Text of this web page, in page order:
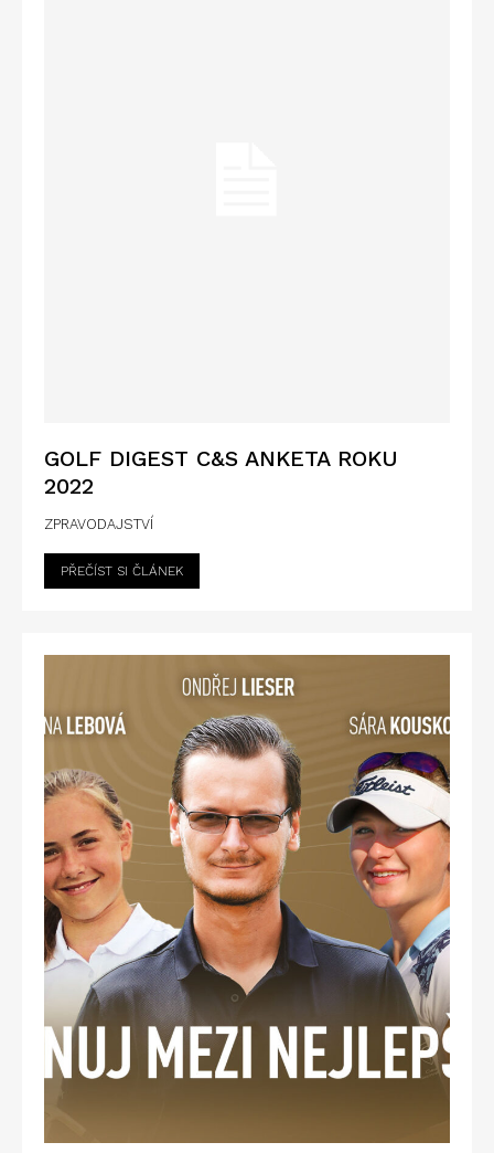
GOLF DIGEST C&S ANKETA ROKU
2022
ZPRAVODAJSTVÍ
PŘEČÍST SI ČLÁNEK